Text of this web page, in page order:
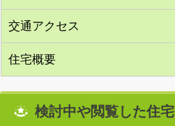
交通アクセス
住宅概要
検討中や閲覧した住宅